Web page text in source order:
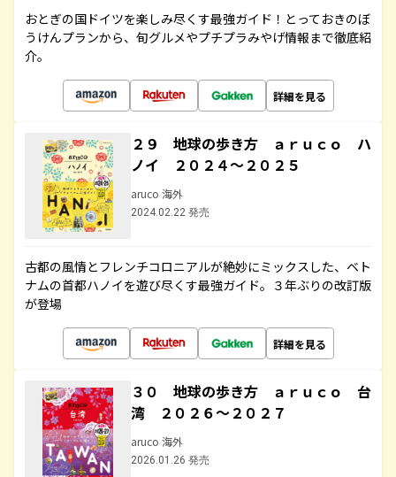
おとぎの国ドイツを楽しみ尽くす最強ガイド！とっておきのぼ
うけんプランから、旬グルメやプチプラみやげ情報まで徹底紹
介。
詳細を見る
２９ 地球の歩き方 ａｒｕｃｏ ハ
ノイ ２０２４～２０２５
aruco 海外
2024.02.22 発売
古都の風情とフレンチコロニアルが絶妙にミックスした、ベト
ナムの首都ハノイを遊び尽くす最強ガイド。３年ぶりの改訂版
が登場
詳細を見る
３０ 地球の歩き方 ａｒｕｃｏ 台
湾 ２０２６～２０２７
aruco 海外
2026.01.26 発売